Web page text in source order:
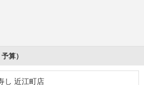
算）
し 近江町店